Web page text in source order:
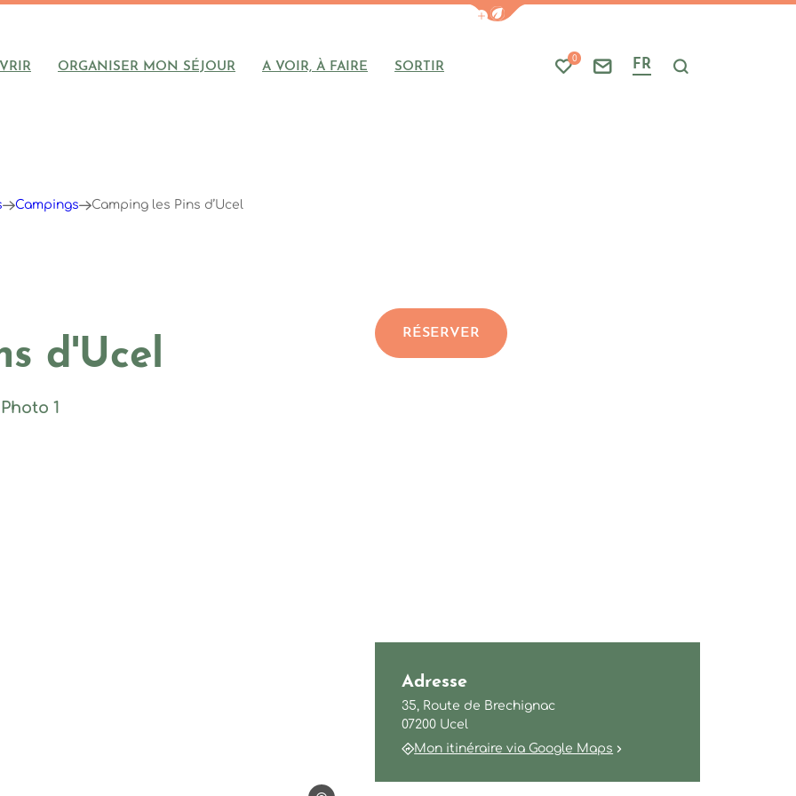
Afficher la barre de navigation du
ORGANISER MON SÉJOUR A VOIR, À FAIRE SORTIR Mes favoris
0
Nous contacter
FR Je recherche
Campings Camping les Pins d’Ucel
d'Ucel
Photo 1, © Les pins d'ucel
RÉSERVER
Adresse
35, Route de Brechignac
07200 Ucel
Mon itinéraire via Google Maps